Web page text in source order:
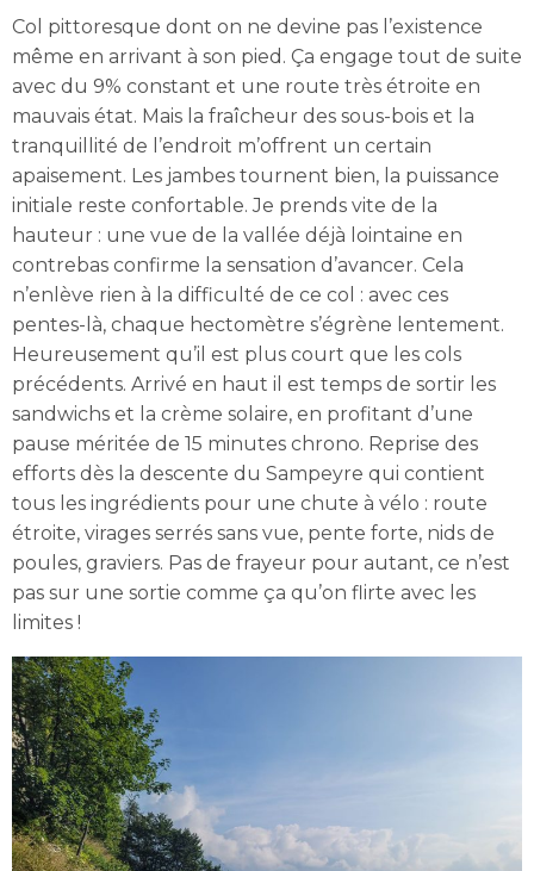
Col pittoresque dont on ne devine pas l’existence
même en arrivant à son pied. Ça engage tout de suite
avec du 9% constant et une route très étroite en
mauvais état. Mais la fraîcheur des sous-bois et la
tranquillité de l’endroit m’offrent un certain
apaisement. Les jambes tournent bien, la puissance
initiale reste confortable. Je prends vite de la
hauteur : une vue de la vallée déjà lointaine en
contrebas confirme la sensation d’avancer. Cela
n’enlève rien à la difficulté de ce col : avec ces
pentes-là, chaque hectomètre s’égrène lentement.
Heureusement qu’il est plus court que les cols
précédents. Arrivé en haut il est temps de sortir les
sandwichs et la crème solaire, en profitant d’une
pause méritée de 15 minutes chrono. Reprise des
efforts dès la descente du Sampeyre qui contient
tous les ingrédients pour une chute à vélo : route
étroite, virages serrés sans vue, pente forte, nids de
poules, graviers. Pas de frayeur pour autant, ce n’est
pas sur une sortie comme ça qu’on flirte avec les
limites !